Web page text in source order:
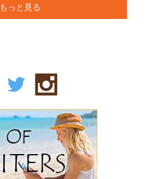
もっと見る